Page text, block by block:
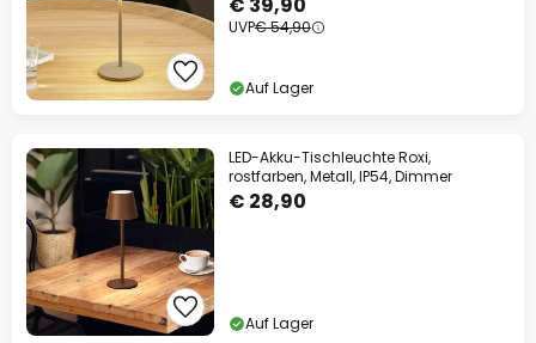
€ 39,90
UVP€ 54,90
Auf Lager
LED-Akku-Tischleuchte Roxi,
rostfarben, Metall, IP54, Dimmer
€ 28,90
Auf Lager